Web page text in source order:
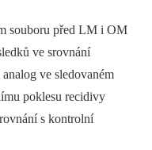
souboru před LM i OM
ve srovnání
ve sledovaném
poklesu recidivy
s kontrolní